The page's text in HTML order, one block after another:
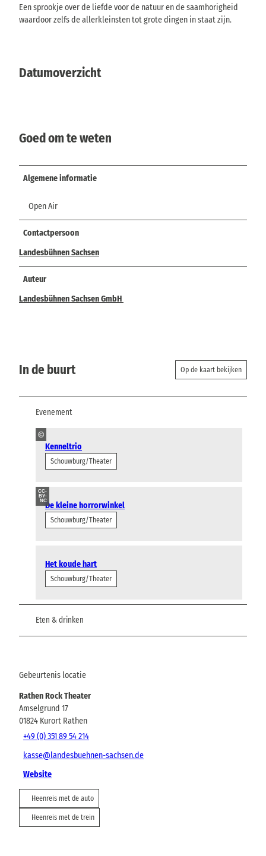
Een sprookje over de liefde voor de natuur en de saamhorigheid
waardoor zelfs de allerkleinsten tot grote dingen in staat zijn.
Datumoverzicht
Goed om te weten
Algemene informatie
Open Air
Contactpersoon
Landesbühnen Sachsen
Auteur
Landesbühnen Sachsen GmbH
In de buurt Op de kaart bekijken
Evenement
©
Kenneltrio
Schouwburg/Theater
CC-
BY-
NCDe kleine horrorwinkel
Schouwburg/Theater
Het koude hart
Schouwburg/Theater
Eten & drinken
Gebeurtenis locatie
Rathen Rock Theater
Amselgrund 17
01824 Kurort Rathen
+49 (0) 351 89 54 214
kasse@landesbuehnen-sachsen.de
Website
Heenreis met de auto
Heenreis met de trein